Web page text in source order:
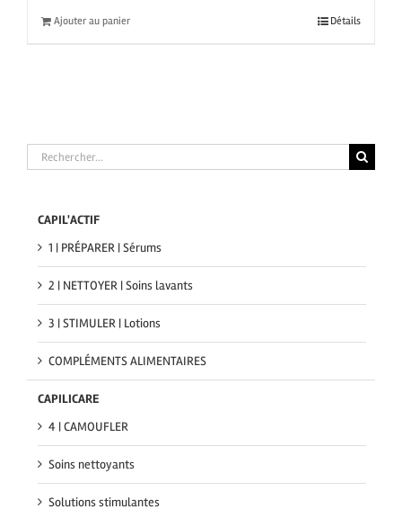
Ajouter au panier Détails
Rechercher
CAPIL'ACTIF
1 | PRÉPARER | Sérums
2 | NETTOYER | Soins lavants
3 | STIMULER | Lotions
COMPLÉMENTS ALIMENTAIRES
CAPILICARE
4 | CAMOUFLER
Soins nettoyants
Solutions stimulantes